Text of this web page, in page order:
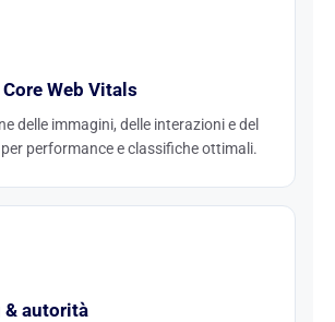
Web Vitals
delle immagini, delle interazioni e del
performance e classifiche ottimali.
autorità